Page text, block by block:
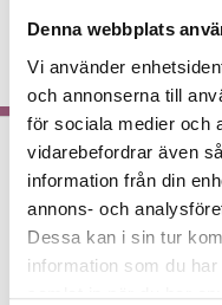
Denna webbplats
Vi använder
och annonserna till
för sociala medier och
vidarebefordrar även
information från din
annons- och
Dessa kan i sin tur
information som du
samlat in när du har
KRÖNIKA Läraren om hur
odramatiskt för eleverna.